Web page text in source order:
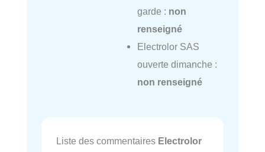
garde : non
renseigné
Electrolor SAS
ouverte dimanche :
non renseigné
Liste des commentaires Electrolor